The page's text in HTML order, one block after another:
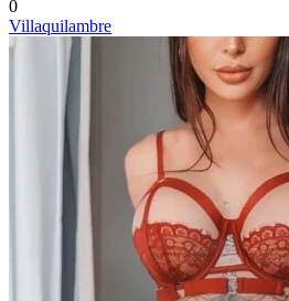
0
Villaquilambre